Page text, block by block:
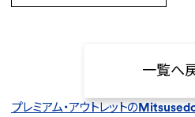
一覧へ
プレミアム・アウトレットの